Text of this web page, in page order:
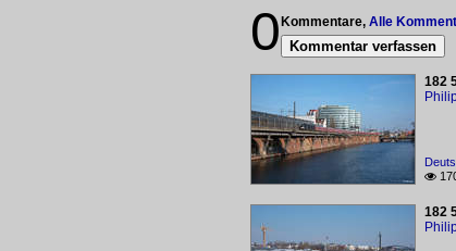
0 Kommentare, Alle
Kommentar verfassen
182

182